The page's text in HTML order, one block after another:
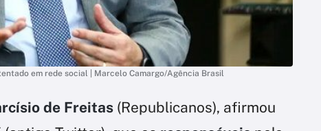
em rede social | Marcelo Camargo/Agência Brasil
de Freitas (Republicanos), afirmou